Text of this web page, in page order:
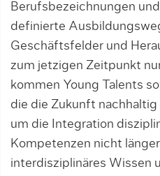
Berufsbe­zeich­nun­gen
definierte
Geschäftsfelder und
zum jetzigen Zeit­punkt
kommen Young Talents
die die Zukunft
um die Integration
Kompetenzen nicht
interdisziplinäres Wissen